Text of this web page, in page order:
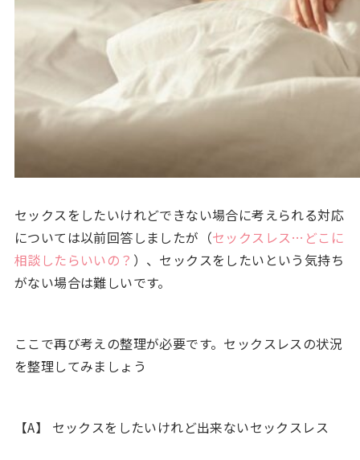
セックスをしたいけれどできない場合に考えられる対応
については以前回答しましたが（セックスレス…どこに
相談したらいいの？ ）、セックスをしたいという気持ち
がない場合は難しいです。
ここで再び考えの整理が必要です。セックスレスの状況
を整理してみましょう
【A】 セックスをしたいけれど出来ないセックスレス